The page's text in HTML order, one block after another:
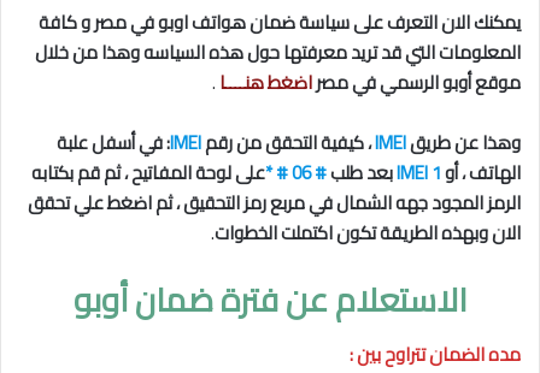
يمكنك الان التعرف على سياسة ضمان هواتف اوبو في مصر و كافة
المعلومات التي قد تريد معرفتها حول هذه السياسه وهذا من خلال
موقع أوبو الرسمي في مصراضغط هنــــا.
وهذا عن طريقIMEI، كيفية التحقق من رقمIMEI: في أسفل علبة
الهاتف ، أوIMEI 1بعد طلب# 06 # *
على لوحة المفاتيح ، ثم قم بكتابه
الرمز المجود جهه الشمال في مربع رمز التحقيق ، ثم اضغط علي تحقق
الان وبهذه الطريقة تكون اكتملت الخطوات.
الاستعلام عن فترة ضمان أوبو
مده الضمان تتراوح بين :